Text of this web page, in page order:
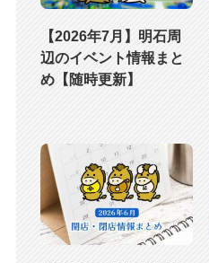
【2026年7月】明石周
辺のイベント情報まと
め【随時更新】